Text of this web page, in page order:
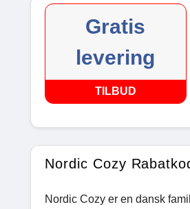
Gratis
levering
TILBUD
Nordic Cozy
Nordic Cozy er en dansk